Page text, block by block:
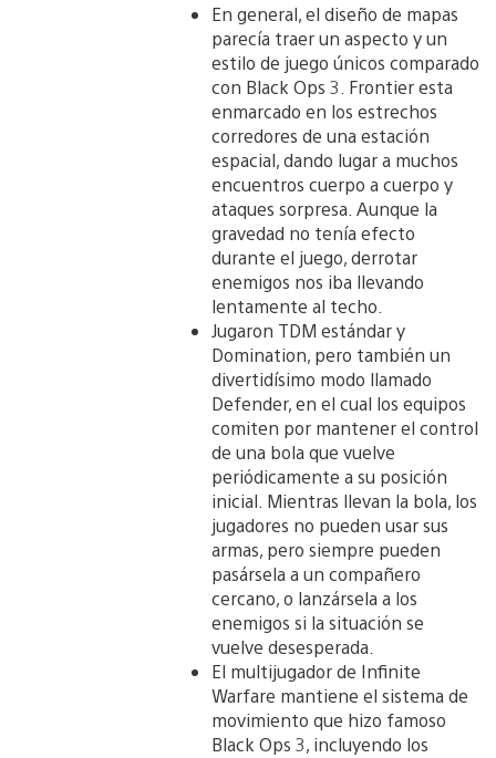
En general, el diseño de mapas
parecía traer un aspecto y un
estilo de juego únicos comparado
con Black Ops 3. Frontier esta
enmarcado en los estrechos
corredores de una estación
espacial, dando lugar a muchos
encuentros cuerpo a cuerpo y
ataques sorpresa. Aunque la
gravedad no tenía efecto
durante el juego, derrotar
enemigos nos iba llevando
lentamente al techo.
Jugaron TDM estándar y
Domination, pero también un
divertidísimo modo llamado
Defender, en el cual los equipos
comiten por mantener el control
de una bola que vuelve
periódicamente a su posición
inicial. Mientras llevan la bola, los
jugadores no pueden usar sus
armas, pero siempre pueden
pasársela a un compañero
cercano, o lanzársela a los
enemigos si la situación se
vuelve desesperada.
El multijugador de Infinite
Warfare mantiene el sistema de
movimiento que hizo famoso
Black Ops 3, incluyendo los